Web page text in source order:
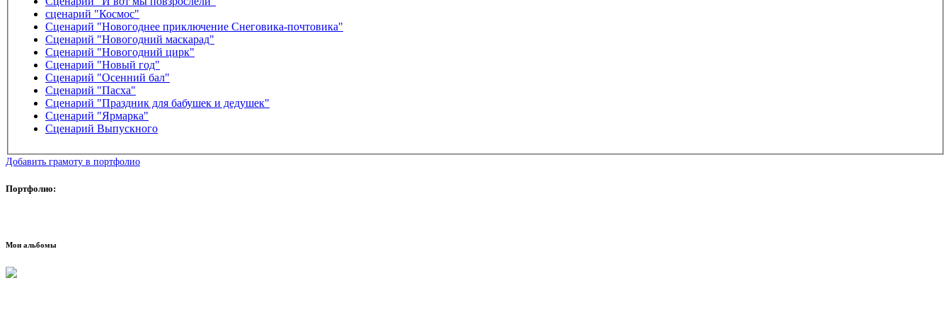
сценарий "Космос"
Сценарий "Новогоднее приключение Снеговика-почтовика"
Сценарий "Новогодний маскарад"
Сценарий "Новогодний цирк"
Сценарий "Новый год"
Сценарий "Осенний бал"
Сценарий "Пасха"
Сценарий "Праздник для бабушек и дедушек"
Сценарий "Ярмарка"
Сценарий Выпускного
Добавить грамоту в портфолио
Портфолио:
Мои альбомы